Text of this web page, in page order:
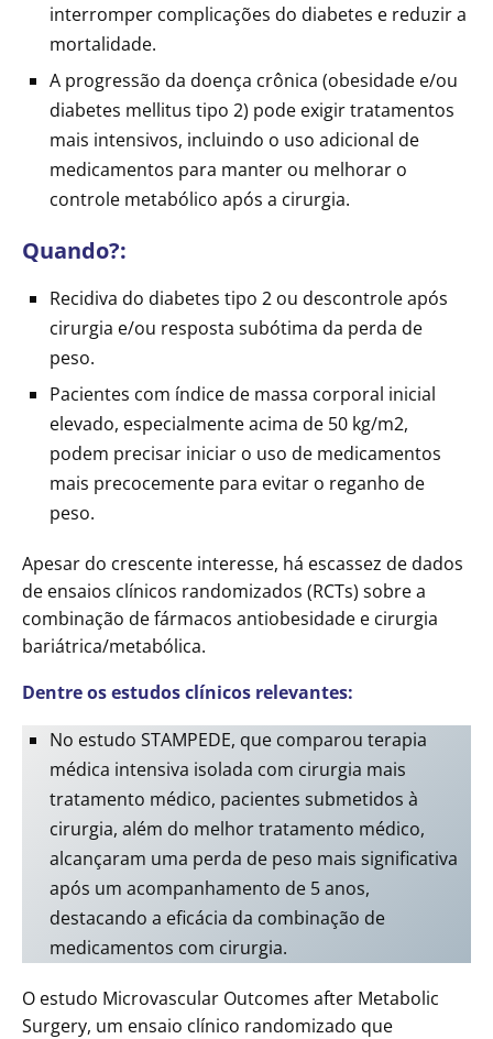
interromper complicações do diabetes e reduzir a
mortalidade.
A progressão da doença crônica (obesidade e/ou
diabetes mellitus tipo 2) pode exigir tratamentos
mais intensivos, incluindo o uso adicional de
medicamentos para manter ou melhorar o
controle metabólico após a cirurgia.
Quando?:
Recidiva do diabetes tipo 2 ou descontrole após
cirurgia e/ou resposta subótima da perda de
peso.
Pacientes com índice de massa corporal inicial
elevado, especialmente acima de 50 kg/m2,
podem precisar iniciar o uso de medicamentos
mais precocemente para evitar o reganho de
peso.
Apesar do crescente interesse, há escassez de dados
de ensaios clínicos randomizados (RCTs) sobre a
combinação de fármacos antiobesidade e cirurgia
bariátrica/metabólica.
Dentre os estudos clínicos relevantes:
No estudo STAMPEDE, que comparou terapia
médica intensiva isolada com cirurgia mais
tratamento médico, pacientes submetidos à
cirurgia, além do melhor tratamento médico,
alcançaram uma perda de peso mais significativa
após um acompanhamento de 5 anos,
destacando a eficácia da combinação de
medicamentos com cirurgia.
O estudo Microvascular Outcomes after Metabolic
Surgery, um ensaio clínico randomizado que